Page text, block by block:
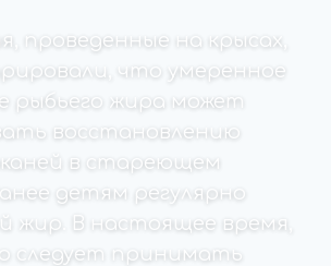
проведенные на крысах,
что умеренное
рыбьего жира может
восстановлению
в стареющем
детям регулярно
жир. В настоящее время,
следует принимать